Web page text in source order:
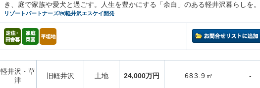
き、庭で家族や愛犬と過ごす。人生を豊かにする「余白」のある軽井沢暮らしを。
リゾートパートナーズ/㈲軽井沢エスケイ開発
軽井沢・草
津
旧軽井沢 土地 24,000万円 683.9㎡ -